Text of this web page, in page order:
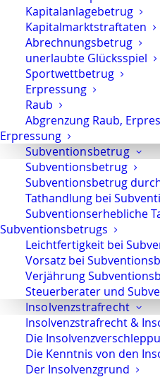
Kapitalanlagebetrug
Kapitalmarktstraftaten
Abrechnungsbetrug
unerlaubte Glücksspiel
Sportwettbetrug
Erpressung
Raub
Abgrenzung Raub,
Erpressung
Subventionsbetrug
Subventionsbetrug
Subventionsbetrug
Tathandlung bei
Subventionserhebliche
Subventionsbetrugs
Leichtfertigkeit bei
Vorsatz bei
Verjährung
Steuerberater und
Insolvenzstrafrecht
Insolvenzstrafrecht &
Die
Die Kenntnis von den
Der Insolvenzgrund
Abrechnungsbetrugs
weitere Vorwürfe mit
berufsrechtlichen
Allgemeines
Auch im allgemeinen
Mandanten als
Nachdruck zur Seite
bis zur gerichtlichen
Ziel der
früh beenden
Eine effektive
nicht erst vor Gericht.
besteht das
Verfahrenbereits im
zu erledigen.
Je nach Sachlage
Betracht: